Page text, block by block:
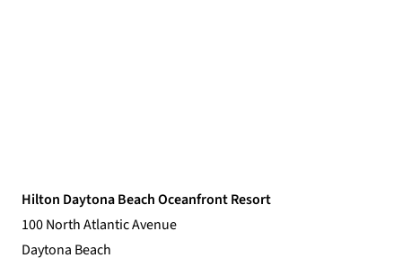
Hilton Daytona Beach Oceanfront Resort
100 North Atlantic Avenue
Daytona Beach